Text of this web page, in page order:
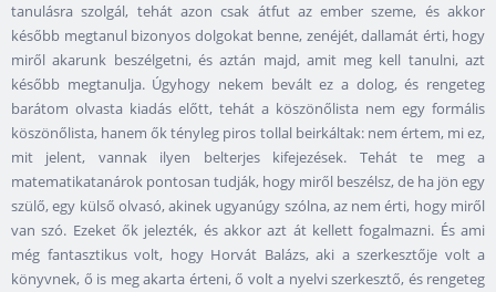
tanulásra szolgál, tehát azon csak átfut az ember szeme, és akkor
később megtanul bizonyos dolgokat benne, zenéjét, dallamát érti, hogy
miről akarunk beszélgetni, és aztán majd, amit meg kell tanulni, azt
később megtanulja. Úgyhogy nekem bevált ez a dolog, és rengeteg
barátom olvasta kiadás előtt, tehát a köszönőlista nem egy formális
köszönőlista, hanem ők tényleg piros tollal beirkáltak: nem értem, mi ez,
mit jelent, vannak ilyen belterjes kifejezések. Tehát te meg a
matematikatanárok pontosan tudják, hogy miről beszélsz, de ha jön egy
szülő, egy külső olvasó, akinek ugyanúgy szólna, az nem érti, hogy miről
van szó. Ezeket ők jelezték, és akkor azt át kellett fogalmazni. És ami
még fantasztikus volt, hogy Horvát Balázs, aki a szerkesztője volt a
könyvnek, ő is meg akarta érteni, ő volt a nyelvi szerkesztő, és rengeteg